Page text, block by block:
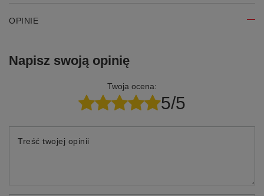
OPINIE
Napisz swoją opinię
Twoja ocena:
5/5
Treść twojej opinii